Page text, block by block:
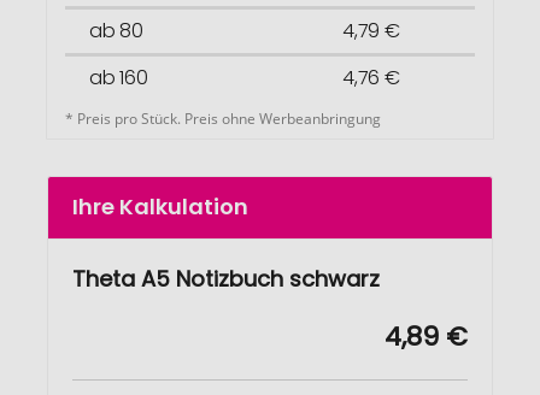
ab 80
4,79 €
ab 160
4,76 €
* Preis pro Stück. Preis ohne Werbeanbringung
Ihre Kalkulation
Theta A5 Notizbuch schwarz
4,89 €